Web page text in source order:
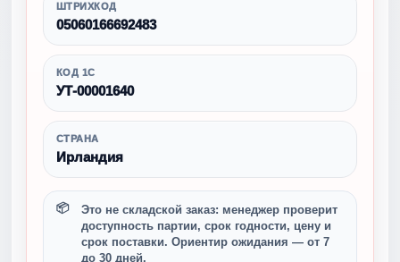
ШТРИХКОД
05060166692483
КОД 1С
УТ-00001640
СТРАНА
Ирландия
Это не складской заказ: менеджер проверит
доступность партии, срок годности, цену и
срок поставки. Ориентир ожидания — от 7
до 30 дней.